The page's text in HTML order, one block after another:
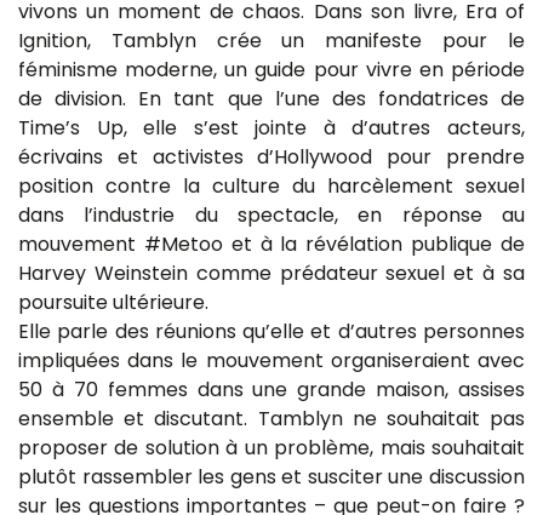
vivons un moment de chaos. Dans son livre, Era of
Ignition, Tamblyn crée un manifeste pour le
féminisme moderne, un guide pour vivre en période
de division. En tant que l’une des fondatrices de
Time’s Up, elle s’est jointe à d’autres acteurs,
écrivains et activistes d’Hollywood pour prendre
position contre la culture du harcèlement sexuel
dans l’industrie du spectacle, en réponse au
mouvement #Metoo et à la révélation publique de
Harvey Weinstein comme prédateur sexuel et à sa
poursuite ultérieure.
Elle parle des réunions qu’elle et d’autres personnes
impliquées dans le mouvement organiseraient avec
50 à 70 femmes dans une grande maison, assises
ensemble et discutant. Tamblyn ne souhaitait pas
proposer de solution à un problème, mais souhaitait
plutôt rassembler les gens et susciter une discussion
sur les questions importantes – que peut-on faire ?